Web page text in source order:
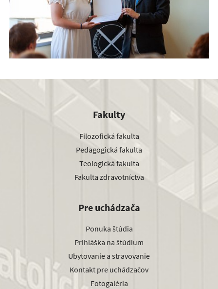
Fakulty
Filozofická fakulta
Pedagogická fakulta
Teologická fakulta
Fakulta zdravotníctva
Pre uchádzača
Ponuka štúdia
Prihláška na štúdium
Ubytovanie a stravovanie
Kontakt pre uchádzačov
Fotogaléria